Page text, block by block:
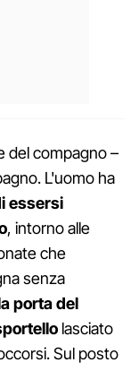
del compagno –
L'uomo ha
essersi
, intorno alle
che
senza
porta del
lasciato
Sul posto